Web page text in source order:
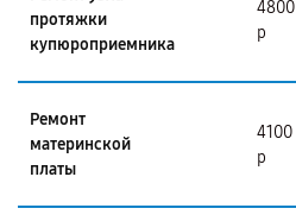
протяжки
купюроприемника
4800
р
Ремонт
материнской
платы
4100
р